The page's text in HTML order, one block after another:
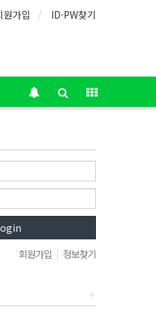
원가입 ID·PW찾기
회원가입 | 정보찾기
+